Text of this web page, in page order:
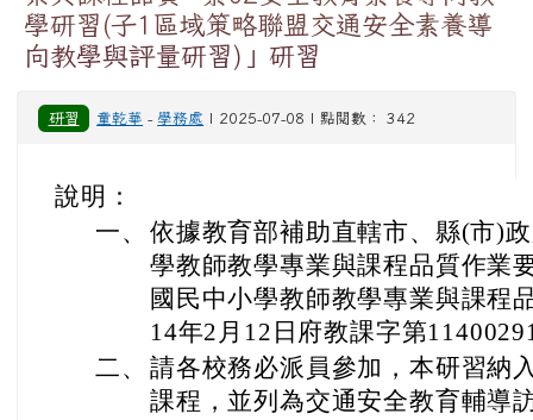
學研習(子1區域策略聯盟交通安全素養導
向教學與評量研習)」研習
研習 童乾華 - 學務處 | 2025-07-08 | 點閱數： 342
說明：
一、 依據教育部補助直轄市、縣(市)
學教師教學專業與課程品質作業
國民中小學教師教學專業與課程
14年2月12日府教課字第
二、 請各校務必派員參加，本研習納
課程，並列為交通安全教育輔導